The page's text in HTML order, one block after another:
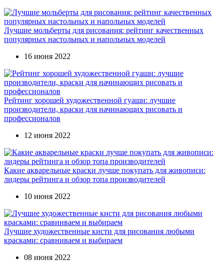
Лучшие мольберты для рисования: рейтинг качественных
популярных настольных и напольных моделей
16 июня 2022
Рейтинг хорошей художественной гуаши: лучшие
производители, краски для начинающих рисовать и
профессионалов
12 июня 2022
Какие акварельные краски лучше покупать для живописи:
лидеры рейтинга и обзор топа производителей
10 июня 2022
Лучшие художественные кисти для рисования любыми
красками: сравниваем и выбираем
08 июня 2022